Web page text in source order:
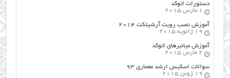
دستورات اتوکد
1 مارس 2015
آموزش نصب رویت آرشیتکت ۲۰۱۴
19 ژانویه 2015
آموزش میانبرهای اتوکد
2 مارس 2015
سوالات اسکیس ارشد معماری ۹۳
19 ژوئن 2015